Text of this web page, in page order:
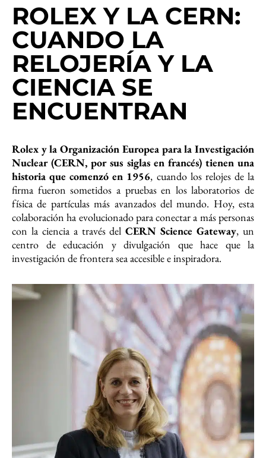
ROLEX Y LA CERN:
CUANDO LA
RELOJERÍA Y LA
CIENCIA SE
ENCUENTRAN
Rolex y la Organización Europea para la Investigación
Nuclear (CERN, por sus siglas en francés) tienen una
historia que comenzó en 1956, cuando los relojes de la
firma fueron sometidos a pruebas en los laboratorios de
física de partículas más avanzados del mundo. Hoy, esta
colaboración ha evolucionado para conectar a más personas
con la ciencia a través delCERN Science Gateway, un
centro de educación y divulgación que hace que la
investigación de frontera sea accesible e inspiradora.